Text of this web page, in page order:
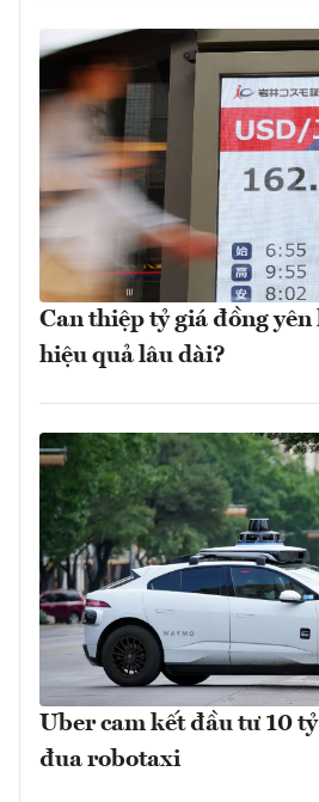
Can thiệp tỷ giá đồng
hiệu quả lâu dài?
Uber cam kết đầu tư 10
đua robotaxi